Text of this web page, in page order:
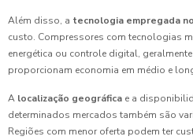
Além disso, a tecnologia empregada
custo. Compressores com tecnologias
energética ou controle digital,
proporcionam economia em médio e
A localização geográfica e a
determinados mercados também são
Regiões com menor oferta podem ter